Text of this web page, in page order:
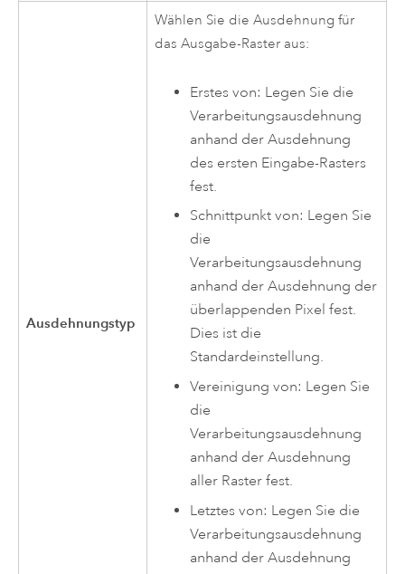
Ausdehnungstyp
Wählen Sie die Ausdehnung für
das Ausgabe-Raster aus:
Erstes von: Legen Sie die
Verarbeitungsausdehnung
anhand der Ausdehnung
des ersten Eingabe-Rasters
fest.
Schnittpunkt von: Legen Sie
die
Verarbeitungsausdehnung
anhand der Ausdehnung der
überlappenden Pixel fest.
Dies ist die
Standardeinstellung.
Vereinigung von: Legen Sie
die
Verarbeitungsausdehnung
anhand der Ausdehnung
aller Raster fest.
Letztes von: Legen Sie die
Verarbeitungsausdehnung
anhand der Ausdehnung